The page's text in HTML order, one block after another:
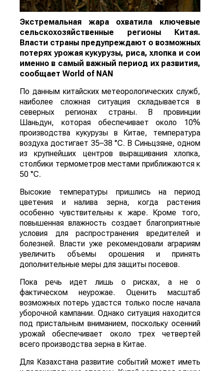
Экстремальная жара охватила ключевые
сельскохозяйственные регионы Китая.
Власти страны предупреждают о возможных
потерях урожая кукурузы, риса, хлопка и сои
именно в самый важный период их развития,
сообщает World of NAN
По данным китайских метеорологических служб,
наиболее сложная ситуация складывается в
северных регионах страны. В провинции
Шаньдун, которая обеспечивает около 10%
производства кукурузы в Китае, температура
воздуха достигает 35–38 °C. В Синьцзяне, одном
из крупнейших центров выращивания хлопка,
столбики термометров местами приближаются к
50 °C.
Высокие температуры пришлись на период
цветения и налива зерна, когда растения
особенно чувствительны к жаре. Кроме того,
повышенная влажность создает благоприятные
условия для распространения вредителей и
болезней. Власти уже рекомендовали аграриям
увеличить объемы орошения и принять
дополнительные меры для защиты посевов.
Пока речь идет лишь о рисках, а не о
фактическом неурожае. Оценить масштаб
возможных потерь удастся только после начала
уборочной кампании. Однако ситуация находится
под пристальным вниманием, поскольку осенний
урожай обеспечивает около трех четвертей
всего производства зерна в Китае.
Для Казахстана развитие событий может иметь